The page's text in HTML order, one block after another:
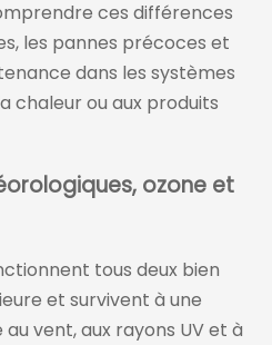
ces différences
les pannes précoces et
dans les systèmes
chaleur ou aux produits
ozone et
tous deux bien
et survivent à une
vent, aux rayons UV et à